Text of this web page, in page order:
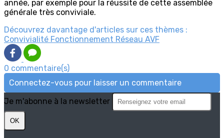
année, par exemple pour la réussite de cette assemblée
générale très conviviale.
Découvrez davantage d'articles sur ces thèmes :
Convivialité Fonctionnement Réseau AVF
0 commentaire(s)
Connectez-vous pour laisser un commentaire
Je m'abonne à la newsletter
OK